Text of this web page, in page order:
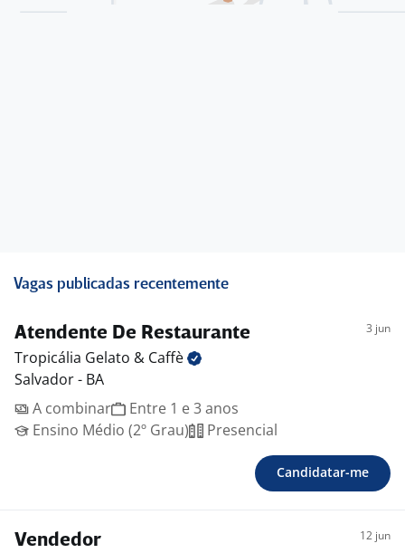
Vagas publicadas recentemente
Atendente De Restaurante 3 jun
Tropicália Gelato & Caffè
Salvador - BA
A combinar
Entre 1 e 3 anos
Ensino Médio (2º Grau)
Presencial
Candidatar-me
Vendedor 12 jun